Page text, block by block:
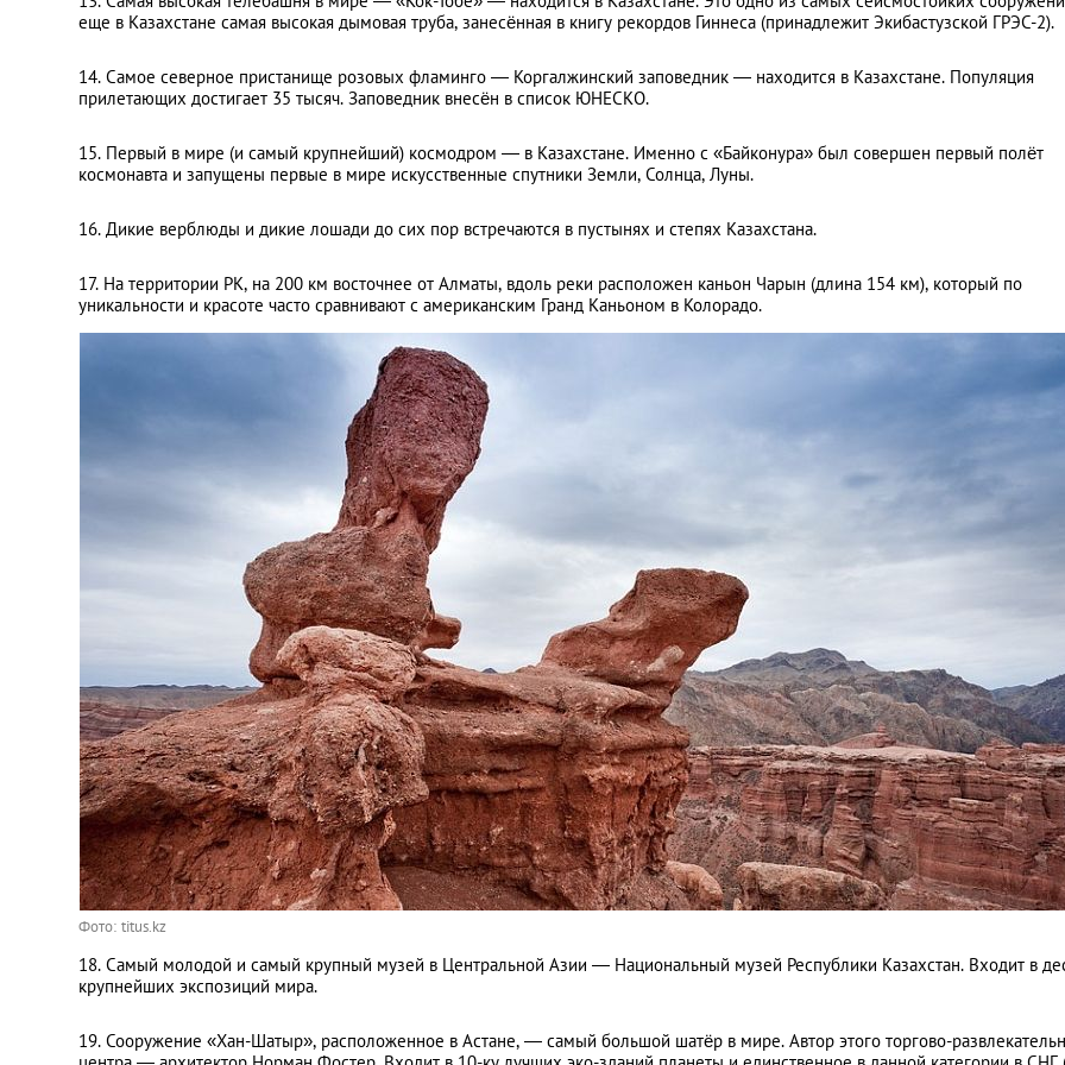
еще в Казахстане самая высокая дымовая труба, занесённая в книгу рекордов Гиннеса (принадлежит Экибастузской ГРЭС-2).
14. Самое северное пристанище розовых фламинго — Коргалжинский заповедник — находится в Казахстане. Популяция
прилетающих достигает 35 тысяч. Заповедник внесён в список ЮНЕСКО.
15. Первый в мире (и самый крупнейший) космодром — в Казахстане. Именно с «Байконура» был совершен первый полёт
космонавта и запущены первые в мире искусственные спутники Земли, Солнца, Луны.
16. Дикие верблюды и дикие лошади до сих пор встречаются в пустынях и степях Казахстана.
17. На территории РК, на 200 км восточнее от Алматы, вдоль реки расположен каньон Чарын (длина 154 км), который по
уникальности и красоте часто сравнивают с американским Гранд Каньоном в Колорадо.
Фото: titus.kz
18. Самый молодой и самый крупный музей в Центральной Азии — Национальный музей Республики Казахстан. Входит в
крупнейших экспозиций мира.
19. Сооружение «Хан-Шатыр», расположенное в Астане, — самый большой шатёр в мире. Автор этого торгово-